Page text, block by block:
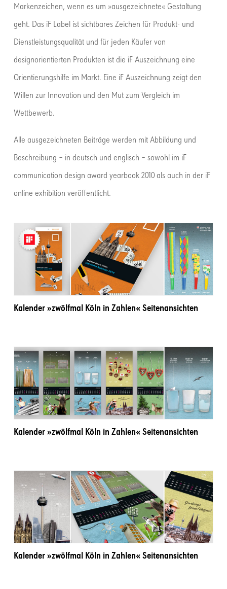
Markenzeichen, wenn es um »ausgezeichnete« Gestaltung
geht. Das iF Label ist sichtbares Zeichen für Produkt- und
Dienstleistungsqualität und für jeden Käufer von
designorientierten Produkten ist die iF Auszeichnung eine
Orientierungshilfe im Markt. Eine iF Auszeichnung zeigt den
Willen zur Innovation und den Mut zum Vergleich im
Wettbewerb.
Alle ausgezeichneten Beiträge werden mit Abbildung und
Beschreibung – in deutsch und englisch – sowohl im iF
communication design award yearbook 2010 als auch in der iF
online exhibition veröffentlicht.
Kalender »zwölfmal Köln in Zahlen« Seitenansichten
Kalender »zwölfmal Köln in Zahlen« Seitenansichten
Kalender »zwölfmal Köln in Zahlen« Seitenansichten